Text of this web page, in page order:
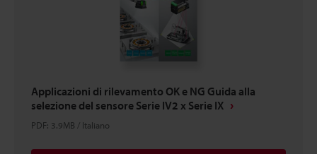
Applicazioni di rilevamento OK e NG Guida alla
selezione del sensore Serie IV2 x Serie IX
PDF: 3.9MB / Italiano